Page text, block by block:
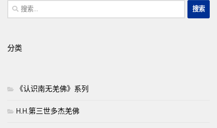
搜
索：
分类
《认识南无羌佛》系列
H.H.第三世多杰羌佛